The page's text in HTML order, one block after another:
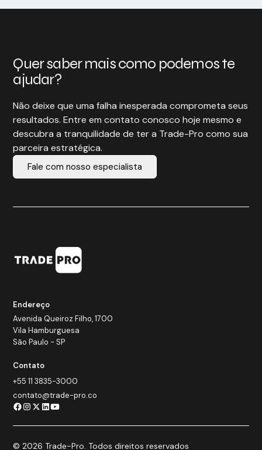
Quer saber mais como podemos te
ajudar?
Não deixe que uma falha inesperada comprometa seus
resultados. Entre em contato conosco hoje mesmo e
descubra a tranquilidade de ter a Trade-Pro como sua
parceira estratégica.
Fale com nosso especialista
Endereço
Avenida Queiroz Filho, 1700
Vila Hamburguesa
São Paulo - SP
Contato
+55 11 3835-3000
contato@trade-pro.co
© 2026 Trade-Pro. Todos direitos reservados